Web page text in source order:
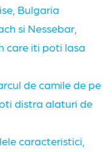
Bulgaria
si Nessebar,
care iti poti lasa
de camile de pe
distra alaturi de
caracteristici,